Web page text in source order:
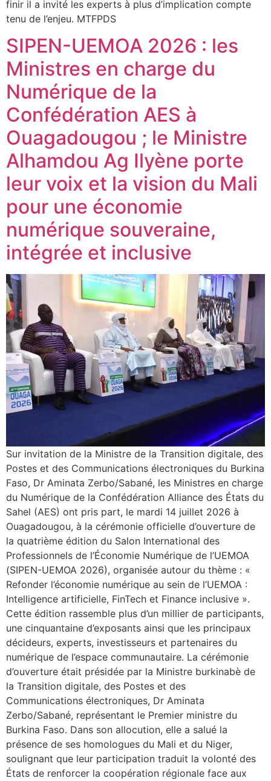
finir il a invité les experts à plus d’implication compte
tenu de l’enjeu. MTFPDS
SIPEN-UEMOA 2026 : les
Ministres en charge du
Numérique de la
Confédération AES à
Ouagadougou ; le Ministre
Alhamdou Ag Ilyène porte
leur voix et la vision du Mali
pour une économie
numérique souveraine,
intégrée et inclusive
Sur invitation de la Ministre de la Transition digitale, des
Postes et des Communications électroniques du Burkina
Faso, Dr Aminata Zerbo/Sabané, les Ministres en charge
du Numérique de la Confédération Alliance des États du
Sahel (AES) ont pris part, le mardi 14 juillet 2026 à
Ouagadougou, à la cérémonie officielle d’ouverture de
la quatrième édition du Salon International des
Professionnels de l’Économie Numérique de l’UEMOA
(SIPEN-UEMOA 2026), organisée autour du thème : «
Refonder l’économie numérique au sein de l’UEMOA :
Intelligence artificielle, FinTech et Finance inclusive ».
Cette édition rassemble plus d’un millier de participants,
une cinquantaine d’exposants ainsi que les principaux
décideurs, experts, investisseurs et partenaires du
numérique de l’espace communautaire. La cérémonie
d’ouverture était présidée par la Ministre burkinabè de
la Transition digitale, des Postes et des
Communications électroniques, Dr Aminata
Zerbo/Sabané, représentant le Premier ministre du
Burkina Faso. Dans son allocution, elle a salué la
présence de ses homologues du Mali et du Niger,
soulignant que leur participation traduit la volonté des
États de renforcer la coopération régionale face aux